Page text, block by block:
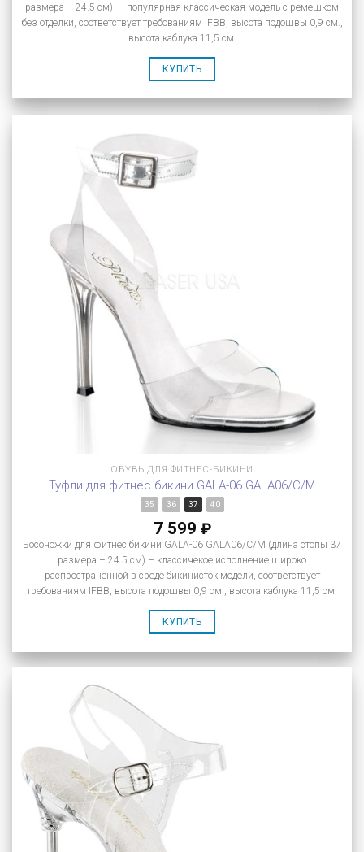
размера – 24.5 см) – популярная классическая модель с ремешком
без отделки, соответствует требованиям IFBB, высота подошвы 0,9 см.,
высота каблука 11,5 см.
КУПИТЬ
ОБУВЬ ДЛЯ ФИТНЕС-БИКИНИ
Туфли для фитнес бикини GALA-06 GALA06/C/M
35 36 37 40
7 599 ₽
Босоножки для фитнес бикини GALA-06 GALA06/C/M (длина стопы 37
размера – 24.5 см) – классичекое исполнение широко
распространенной в среде бикинисток модели, соответствует
требованиям IFBB, высота подошвы 0,9 см., высота каблука 11,5 см.
КУПИТЬ